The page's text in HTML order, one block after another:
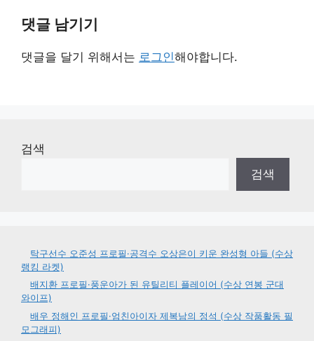
댓글 남기기
댓글을 달기 위해서는 로그인해야합니다.
검색
검색
탁구선수 오준성 프로필·공격수 오상은이 키운 완성형 아들 (수상
랭킹 라켓)
배지환 프로필·풍운아가 된 유틸리티 플레이어 (수상 연봉 군대
와이프)
배우 정해인 프로필·엄친아이자 제복남의 정석 (수상 작품활동 필
모그래피)